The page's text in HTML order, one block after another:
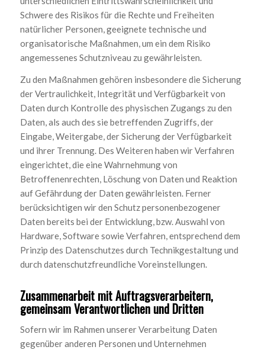
Schwere des Risikos für die Rechte und Freiheiten
natürlicher Personen, geeignete technische und
organisatorische Maßnahmen, um ein dem Risiko
angemessenes Schutzniveau zu gewährleisten.
Zu den Maßnahmen gehören insbesondere die Sicherung
der Vertraulichkeit, Integrität und Verfügbarkeit von
Daten durch Kontrolle des physischen Zugangs zu den
Daten, als auch des sie betreffenden Zugriffs, der
Eingabe, Weitergabe, der Sicherung der Verfügbarkeit
und ihrer Trennung. Des Weiteren haben wir Verfahren
eingerichtet, die eine Wahrnehmung von
Betroffenenrechten, Löschung von Daten und Reaktion
auf Gefährdung der Daten gewährleisten. Ferner
berücksichtigen wir den Schutz personenbezogener
Daten bereits bei der Entwicklung, bzw. Auswahl von
Hardware, Software sowie Verfahren, entsprechend dem
Prinzip des Datenschutzes durch Technikgestaltung und
durch datenschutzfreundliche Voreinstellungen.
Zusammenarbeit mit Auftragsverarbeitern,
gemeinsam Verantwortlichen und Dritten
Sofern wir im Rahmen unserer Verarbeitung Daten
gegenüber anderen Personen und Unternehmen